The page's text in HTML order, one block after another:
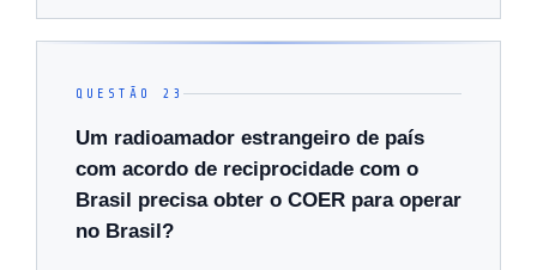
QUESTÃO 23
Um radioamador estrangeiro de país
com acordo de reciprocidade com o
Brasil precisa obter o COER para operar
no Brasil?